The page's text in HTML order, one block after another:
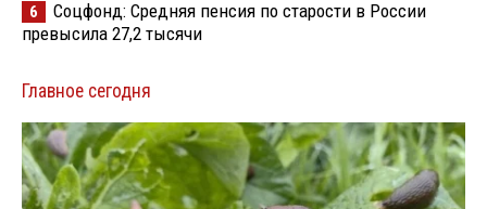
6
Соцфонд: Средняя пенсия по старости в России
превысила 27,2 тысячи
Главное сегодня